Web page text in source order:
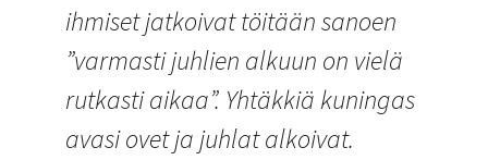
ihmiset jatkoivat töitään sanoen
”varmasti juhlien alkuun on vielä
rutkasti aikaa”. Yhtäkkiä kuningas
avasi ovet ja juhlat alkoivat.